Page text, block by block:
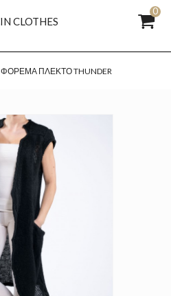
0
ΦΌΡΕΜΑ ΠΛΕΚΤΌ THUNDER